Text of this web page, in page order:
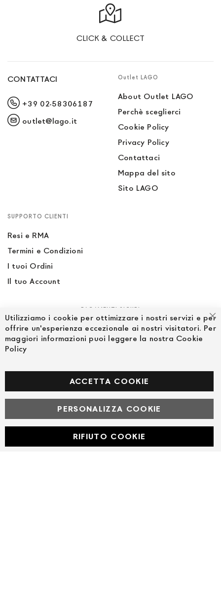
CLICK & COLLECT
CONTATTACI
+39 02-58306187
outlet@lago.it
Outlet LAGO
About Outlet LAGO
Perchè sceglierci
Cookie Policy
Privacy Policy
Contattaci
Mappa del sito
Sito LAGO
SUPPORTO CLIENTI
Resi e RMA
Termini e Condizioni
I tuoi Ordini
Il tuo Account
PAGAMENTI SICURI
Facebook
© Powered by MAV Arreda s.r.l. | P.IVA IT05919160969
Corso Lodi, 2 | Milano - pec mavarreda@pec.it
Utilizziamo i cookie per ottimizzare i nostri servizi e per
offrire un'esperienza eccezionale ai nostri visitatori. Per
maggiori informazioni puoi leggere la nostra Cookie
Policy
ACCETTA COOKIE
PERSONALIZZA COOKIE
RIFIUTO COOKIE